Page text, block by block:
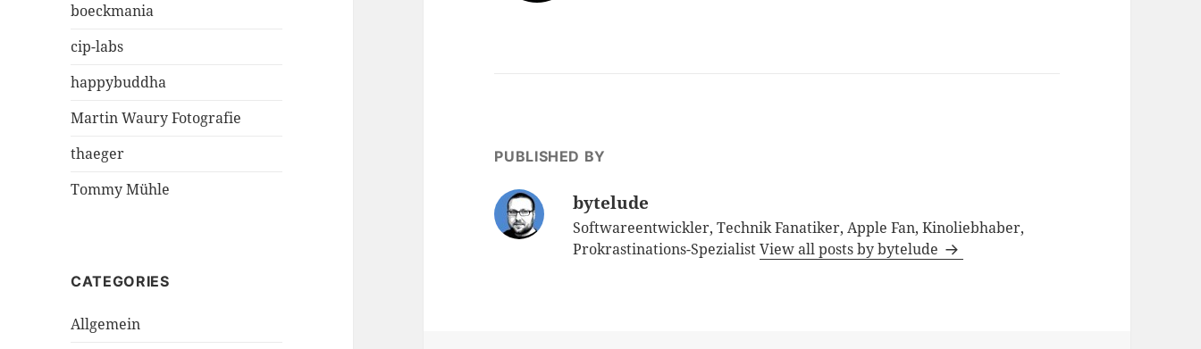
boeckmania
cip-labs
happybuddha
Martin Waury Fotografie
thaeger
Tommy Mühle
CATEGORIES
Allgemein
PUBLISHED BY
bytelude
Softwareentwickler, Technik Fanatiker, Apple Fan, Kinoliebhaber,
Prokrastinations-SpezialistView all posts by bytelude